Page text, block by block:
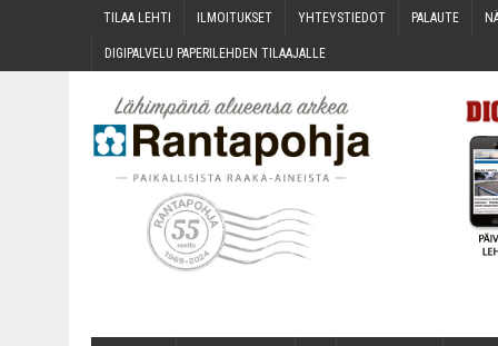
TILAA LEH­TI ILMOI­TUK­SET YHTEYS­TIE­DOT PALAU­TE
DIGI­PAL­VE­LU PAPE­RI­LEH­DEN TILAAJALLE